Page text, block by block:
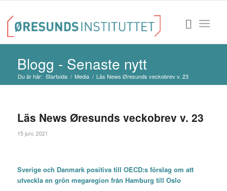
Blogg - Senaste nytt
Du är här: Startsida / Media / Läs News Øresunds veckobrev v. 23
Läs News Øresunds veckobrev v. 23
15 juni, 2021
Sverige och Danmark positiva till OECD:s förslag om att
utveckla en grön megaregion från Hamburg till Oslo